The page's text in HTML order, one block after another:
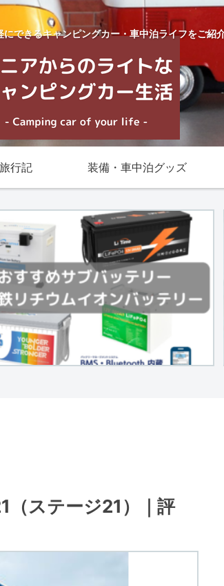
できるキャンピングカー・車中泊ライフをご紹介
旅行記 装備・車中泊グッズ
（ステージ21）｜評